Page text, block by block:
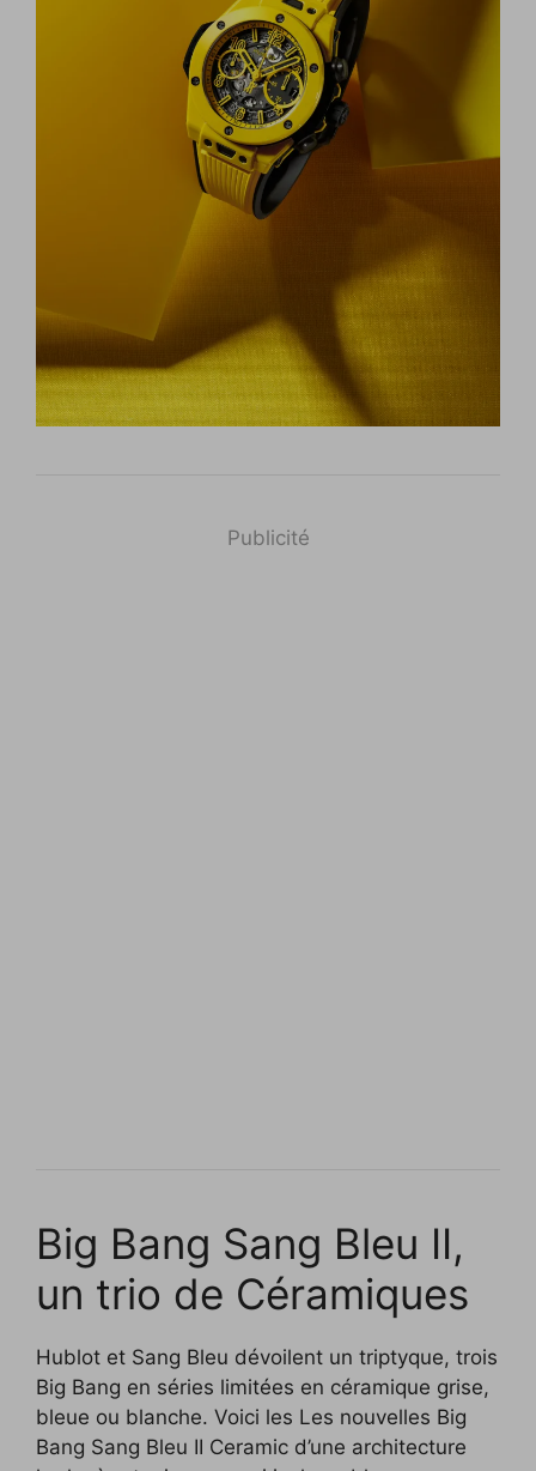
Publicité
Big Bang Sang Bleu II,
un trio de Céramiques
Hublot et Sang Bleu dévoilent un triptyque, trois
Big Bang en séries limitées en céramique grise,
bleue ou blanche. Voici les Les nouvelles Big
Bang Sang Bleu II Ceramic d’une architecture